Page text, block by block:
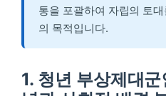
통을 포괄하여 자립의 토
의 목적입니다.
1. 청년 부상제대